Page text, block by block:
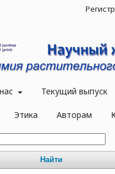
Текущий выпуск
Этика Авторам
Найти